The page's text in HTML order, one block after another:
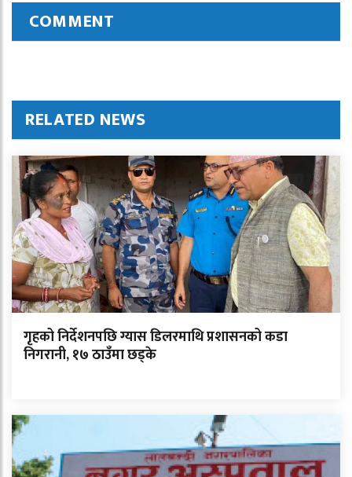
COMMENT
RELATED NEWS
गृहको निर्देशनपछि ग्यास डिलरमाथि प्रशासनको कडा
निगरानी, १७ ठाउँमा छड्के